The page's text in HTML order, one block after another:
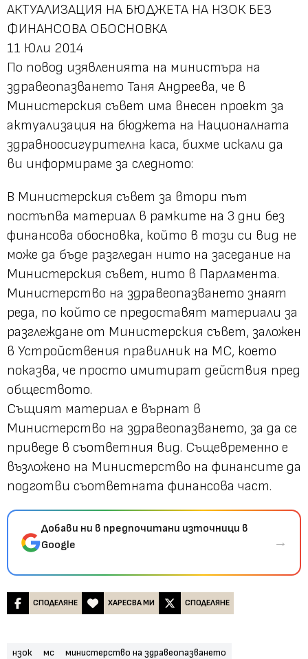
АКТУАЛИЗАЦИЯ НА БЮДЖЕТА НА НЗОК БЕЗ
ФИНАНСОВА ОБОСНОВКА
11 Юли 2014
По повод изявленията на министъра на
здравеопазването Таня Андреева, че в
Министерския съвет има внесен проект за
актуализация на бюджета на Националната
здравноосигурителна каса, бихме искали да
ви информираме за следното:
В Министерския съвет за втори път
постъпва материал в рамките на 3 дни без
финансова обосновка, който в този си вид не
може да бъде разгледан нито на заседание на
Министерския съвет, нито в Парламента.
Министерство на здравеопазването знаят
реда, по който се предоставят материали за
разглеждане от Министерския съвет, заложен
в Устройствения правилник на МС, което
показва, че просто имитират действия пред
обществото.
Същият материал е върнат в
Министерство на здравеопазването, за да се
приведе в съответния вид. Същевременно е
възложено на Министерство на финансите да
подготви съответната финансова част.
Добави ни в предпочитани източници в
Google
→
СПОДЕЛЯНЕ ХАРЕСВА МИ СПОДЕЛЯНЕ
нзок мс
министерство на здравеопазването